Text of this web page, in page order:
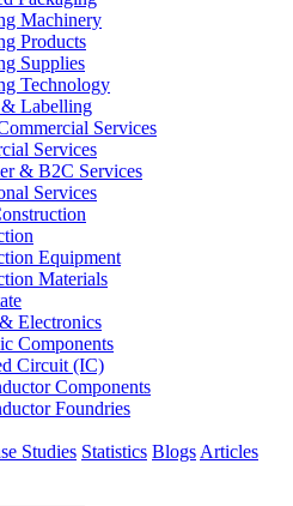
Machinery
Products
Supplies
Technology
Labelling
Services
Services
& B2C Services
Services
Equipment
Materials
Electronics
Components
Circuit (IC)
Components
Foundries
Studies Statistics Blogs Articles